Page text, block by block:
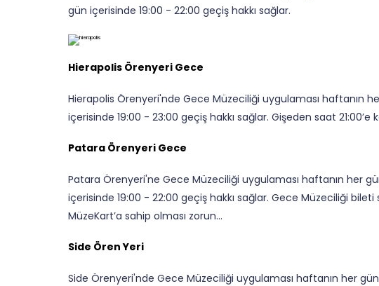
gün içerisinde 19:00 - 22:00 geçiş hakkı sağlar.
Hierapolis Örenyeri Gece
Hierapolis Örenyeri'nde Gece Müzeciliği uygulaması haftanın
içerisinde 19:00 - 23:00 geçiş hakkı sağlar. Gişeden saat 21:00’e
Patara Örenyeri Gece
Patara Örenyeri'ne Gece Müzeciliği uygulaması haftanın her
içerisinde 19:00 - 22:00 geçiş hakkı sağlar. Gece Müzeciliği
MüzeKart’a sahip olması zorun...
Side Ören Yeri
Side Örenyeri'nde Gece Müzeciliği uygulaması haftanın her